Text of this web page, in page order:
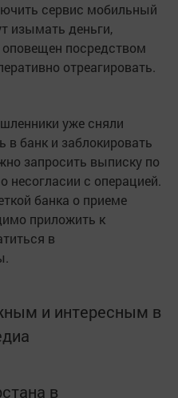
сервис мобильный
изымать деньги,
посредством
отреагировать.
уже сняли
в банк и заблокировать
запросить выписку по
несогласии с операцией.
банка о приеме
приложить к
в
и интересным в
в